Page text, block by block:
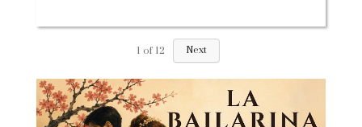
1 of 12 Next